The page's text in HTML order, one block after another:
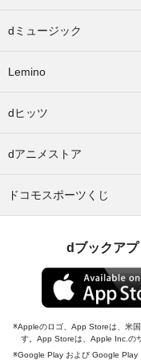
dミュージック
Lemino
dヒッツ
dアニメストア
ドコモスポーツくじ
dブックア
Appleのロゴ、App Storeは、米
す。App Storeは、Apple Inc.の
Google Play および Google Play